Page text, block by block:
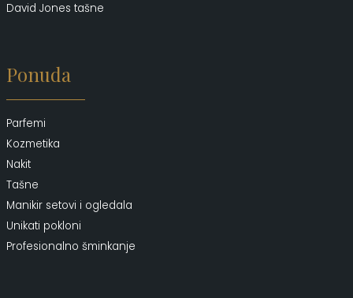
David Jones tašne
Ponuda
Parfemi
Kozmetika
Nakit
Tašne
Manikir setovi i ogledala
Unikati pokloni
Profesionalno šminkanje